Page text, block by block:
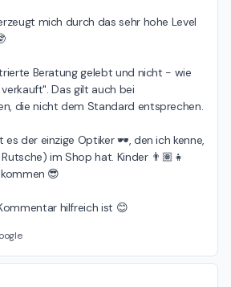
mich durch das sehr hohe Level
Beratung gelebt und nicht - wie
Das gilt auch bei
die nicht dem Standard entsprechen.
es der einzige Optiker 🕶️, den ich kenne,
im Shop hat. Kinder 👨🏽👧
😎
hilfreich ist 😊